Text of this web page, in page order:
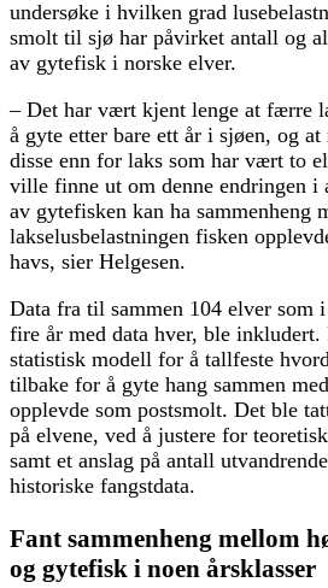
undersøke i hvilken grad
smolt til sjø har påvirket antall og
av gytefisk i norske elver.
‒ Det har vært kjent lenge at færre
å gyte etter bare ett år i sjøen, og
disse enn for laks som har vært to
ville finne ut om denne endringen i
av gytefisken kan ha sammenheng
lakselusbelastningen fisken
havs, sier Helgesen.
Data fra til sammen 104 elver som
fire år med data hver, ble inkludert.
statistisk modell for å tallfeste
tilbake for å gyte hang sammen
opplevde som postsmolt. Det ble
på elvene, ved å justere for
samt et anslag på antall
historiske fangstdata.
Fant sammenheng mellom
og gytefisk i noen årsklasser